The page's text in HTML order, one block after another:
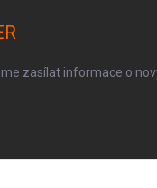
zasílat informace o